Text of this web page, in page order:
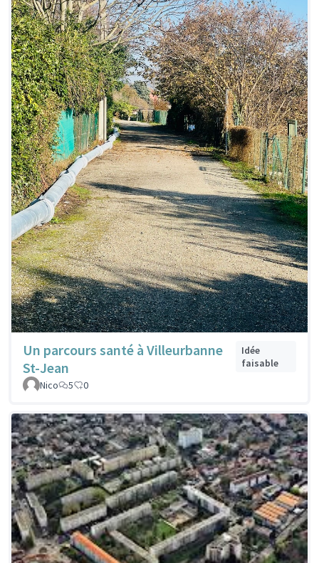
Un parcours santé à Villeurbanne
St-Jean
Idée
faisable
Nico
5 0